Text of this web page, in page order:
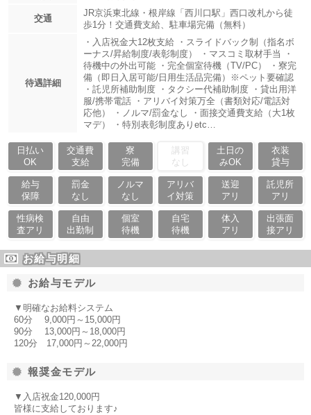
交通
JR京浜東北線・根岸線「西川口駅」西口改札から徒
歩1分！交通費支給、駐車場完備（無料）
待遇詳細
・入店祝金大12枚支給 ・スライドバック制（指名ボ
ーナス/昇給制度/表彰制度） ・マスコミ取材手当 ・
待機中の外出可能 ・完全個室待機（TV/PC） ・寮完
備（即日入居可能/日用生活品完備）※ペット要確認
・託児所補助制度 ・タクシー代補助制度 ・貸出用洋
服/携帯電話 ・アリバイ対策万全（書類対応/電話対
応他） ・ノルマ/罰金なし ・面接交通費支給（大1枚
マデ） ・特別表彰制度ありetc…
日払い
OK
交通費
支給
寮
完備
講習
なし
土日の
みOK
衣装
貸与
給与
保障
罰金
なし
ノルマ
なし
アリバ
イ対策
送迎
アリ
託児所
アリ
性病検
査アリ
自由
出勤制
個室
待機
自宅
待機
体入
アリ
出張面
接アリ
お給与明細
お給与モデル
▼明確なお給料システム
60分 9,000円～15,000円
90分 13,000円～18,000円
120分 17,000円～22,000円
報奨金モデル
▼入店祝金120,000円
皆様に支給しております♪